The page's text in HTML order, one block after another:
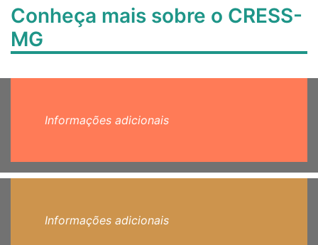
Conheça mais sobre o CRESS-
MG
Informações adicionais
Informações adicionais